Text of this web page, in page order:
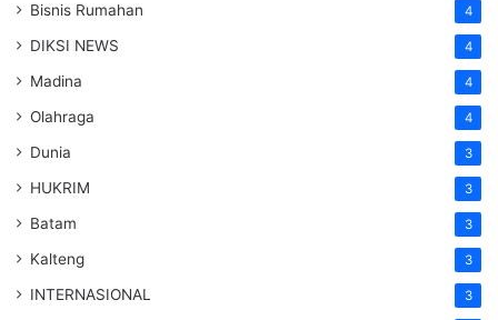
Bisnis Rumahan 4
DIKSI NEWS 4
Madina 4
Olahraga 4
Dunia 3
HUKRIM 3
Batam 3
Kalteng 3
INTERNASIONAL 3